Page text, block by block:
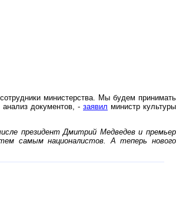
министерства. Мы будем принимать
документов, - заявил министр культуры
президент Дмитрий Медведев и премьер
самым националистов. А теперь нового